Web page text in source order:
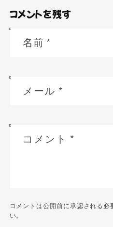
コメントを残す
名前 *
メール *
コメント *
コメントは公開前に承認される
い。